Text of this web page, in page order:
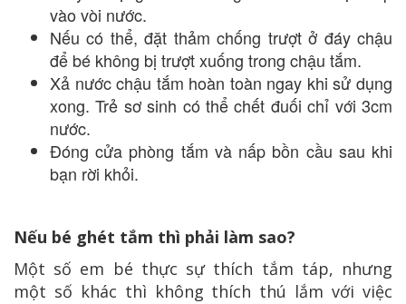
vào vòi nước.
Nếu có thể, đặt thảm chống trượt ở đáy chậu
để bé không bị trượt xuống trong chậu tắm.
Xả nước chậu tắm hoàn toàn ngay khi sử dụng
xong. Trẻ sơ sinh có thể chết đuối chỉ với 3cm
nước.
Đóng cửa phòng tắm và nấp bồn cầu sau khi
bạn rời khỏi.
Nếu bé ghét tắm thì phải làm sao?
Một số em bé thực sự thích tắm táp, nhưng
một số khác thì không thích thú lắm với việc